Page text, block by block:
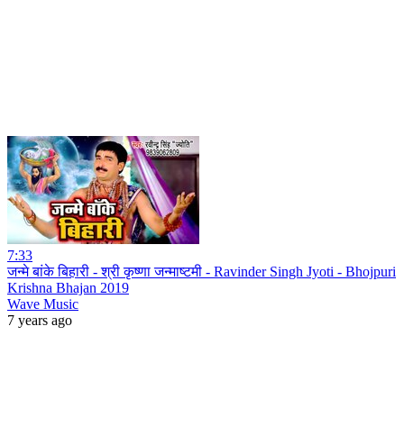
7:33
जन्मे बांके बिहारी - श्री कृष्णा जन्माष्टमी - Ravinder Singh Jyoti - Bhojpuri
Krishna Bhajan 2019
Wave Music
7 years ago